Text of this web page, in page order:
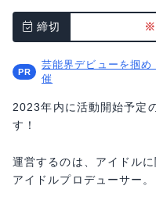
締切 ※
芸能界デビューを掴め
催
2023年内に活動開始予定
す！
運営するのは、アイドル
アイドルプロデューサー。